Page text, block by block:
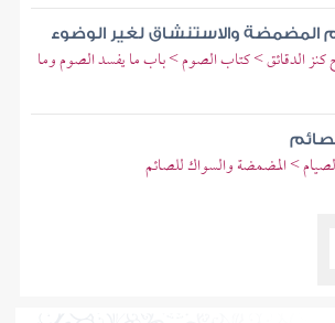
المضمضة والاستنشاق لغير الوضوء
كنز الدقائق > كتاب الصوم > باب ما يفسد الصوم وما
> المضمضة والسواك للصائم